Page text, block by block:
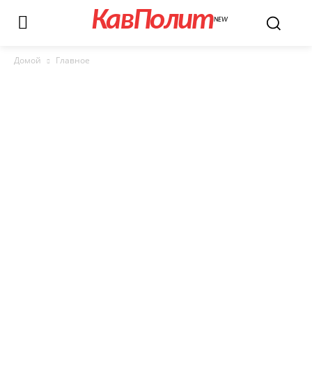
КавПолитNEW
Домой Главное